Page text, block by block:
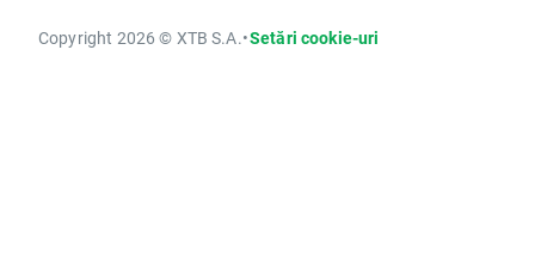
Copyright 2026 © XTB S.A.•Setări cookie-uri